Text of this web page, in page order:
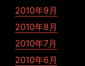
2010年9月
2010年8月
2010年7月
2010年6月